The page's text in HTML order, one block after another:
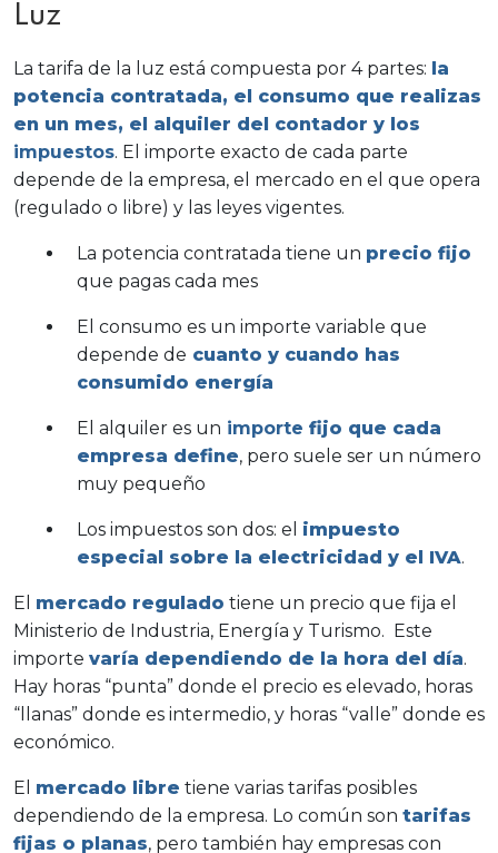
Luz
La tarifa de la luz está compuesta por 4 partes: la
potencia contratada, el consumo que realizas
en un mes, el alquiler del contador y los
impuestos. El importe exacto de cada parte
depende de la empresa, el mercado en el que opera
(regulado o libre) y las leyes vigentes.
La potencia contratada tiene un precio fijo
que pagas cada mes
El consumo es un importe variable que
depende de cuanto y cuando has
consumido energía
El alquiler es un importe fijo que cada
empresa define, pero suele ser un número
muy pequeño
Los impuestos son dos: el impuesto
especial sobre la electricidad y el IVA.
El mercado regulado tiene un precio que fija el
Ministerio de Industria, Energía y Turismo. Este
importe varía dependiendo de la hora del día.
Hay horas “punta” donde el precio es elevado, horas
“llanas” donde es intermedio, y horas “valle” donde es
económico.
El mercado libre tiene varias tarifas posibles
dependiendo de la empresa. Lo común son tarifas
fijas o planas, pero también hay empresas con